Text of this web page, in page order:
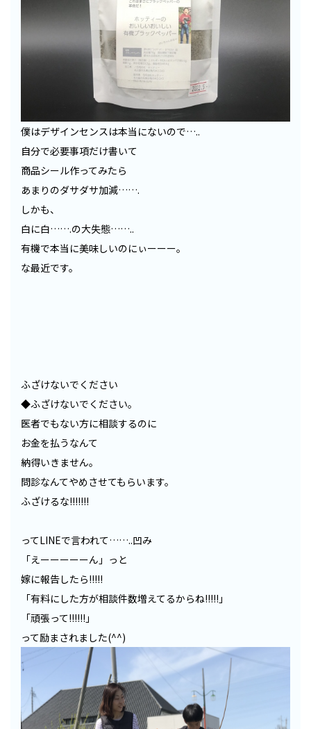
僕はデザインセンスは本当にないので…..
自分で必要事項だけ書いて
商品シール作ってみたら
あまりのダサダサ加減…….
しかも、
白に白…….の大失態……..
有機で本当に美味しいのにぃーーー。
な最近です。
ふざけないでください
◆ふざけないでください。
医者でもない方に相談するのに
お金を払うなんて
納得いきません。
問診なんてやめさせてもらいます。
ふざけるな!!!!!!!
ってLINEで言われて……..凹み
「えーーーーーん」っと
嫁に報告したら!!!!!
「有料にした方が相談件数増えてるからね!!!!!」
「頑張って!!!!!!」
って励まされました(^^)